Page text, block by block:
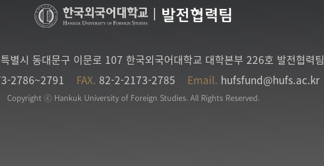
| 발전협력팀
별시 동대문구 이문로 107 한국외국어대학교 대학본부 226호 발전협력팀
2786~2791 FAX. 82-2-2173-2785 Email. hufsfund@hufs.ac.kr
Copyright ⓒ Hankuk University of Foreign Studies. All Rights Reserved.